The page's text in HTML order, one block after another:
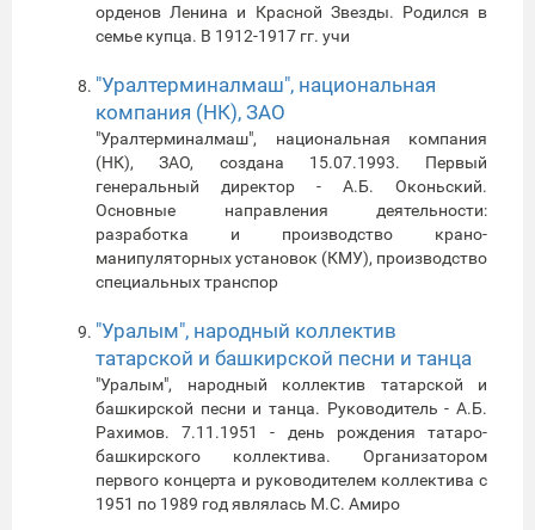
орденов Ленина и Красной Звезды. Родился в
семье купца. В 1912-1917 гг. учи
"Уралтерминалмаш", национальная
компания (НК), ЗАО
"Уралтерминалмаш", национальная компания
(НК), ЗАО, создана 15.07.1993. Первый
генеральный директор - А.Б. Оконьский.
Основные направления деятельности:
разработка и производство крано-
манипуляторных установок (КМУ), производство
специальных транспор
"Уралым", народный коллектив
татарской и башкирской песни и танца
"Уралым", народный коллектив татарской и
башкирской песни и танца. Руководитель - А.Б.
Рахимов. 7.11.1951 - день рождения татаро-
башкирского коллектива. Организатором
первого концерта и руководителем коллектива с
1951 по 1989 год являлась М.С. Амиро